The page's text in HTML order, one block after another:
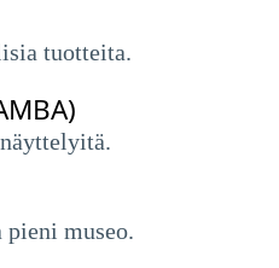
tuotteita.
museo.